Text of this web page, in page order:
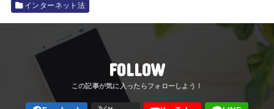
インターネット法
FOLLOW